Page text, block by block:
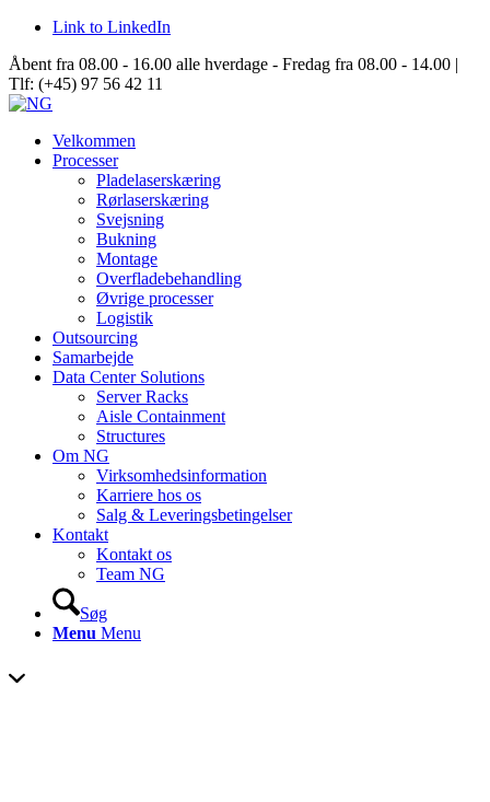
Link to LinkedIn
Åbent fra 08.00 - 16.00 alle hverdage - Fredag fra 08.00 - 14.00 |
Tlf: (+45) 97 56 42 11
Velkommen
Processer
Pladelaserskæring
Rørlaserskæring
Svejsning
Bukning
Montage
Overfladebehandling
Øvrige processer
Logistik
Outsourcing
Samarbejde
Data Center Solutions
Server Racks
Aisle Containment
Structures
Om NG
Virksomhedsinformation
Karriere hos os
Salg & Leveringsbetingelser
Kontakt
Kontakt os
Team NG
Søg
Menu Menu